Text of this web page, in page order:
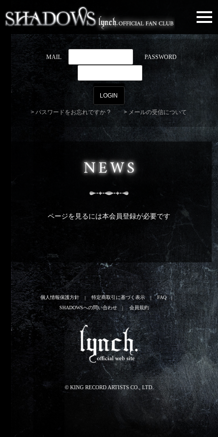
MAIL PASSWORD
パスワードをお忘れですか ? メールの受信について
NEWS
ページを見るには本会員登録が必要です
個人情報保護方針 特定商取引に基づく表示
FAQ
SHADOWSへの問い合わせ
会員規約
© KING RECORD ARTISTS CO., LTD.